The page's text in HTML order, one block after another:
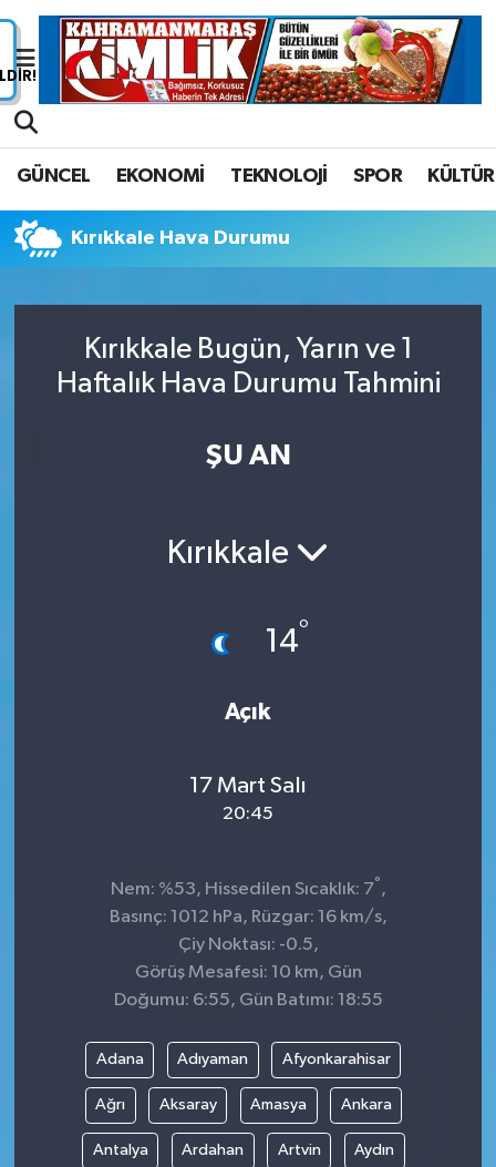
GÜNCEL EKONOMİ TEKNOLOJİ SPOR KÜLTÜR
Kırıkkale Hava Durumu
Kırıkkale Bugün, Yarın ve 1
Haftalık Hava Durumu Tahmini
ŞU AN
Kırıkkale
14°
Açık
17 Mart Salı
20:45
Nem: %53, Hissedilen Sıcaklık: 7° ,
Basınç: 1012 hPa, Rüzgar: 16 km/s,
Çiy Noktası: -0.5,
Görüş Mesafesi: 10 km, Gün
Doğumu: 6:55, Gün Batımı: 18:55
Adana Adıyaman Afyonkarahisar
Ağrı Aksaray Amasya Ankara
Antalya Ardahan Artvin Aydın
Nöbetçi Eczaneler
Trafik Durumu
Süper Lig Puan Durumu ve Fikstür